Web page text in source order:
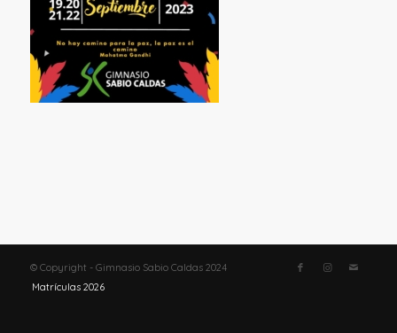
© Copyright - Gimnasio Sabio Caldas 2024
Matrículas 2026